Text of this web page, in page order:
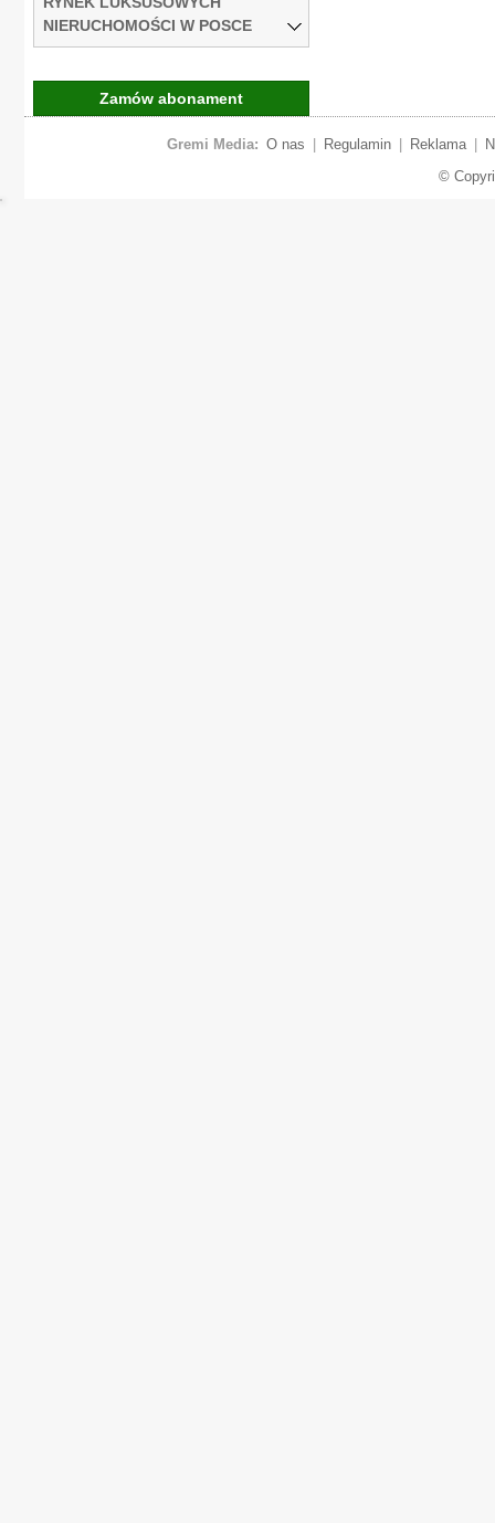
NIERUCHOMOŚCI W POSCE
Zamów abonament
Gremi Media: O nas Regulamin Reklama
©